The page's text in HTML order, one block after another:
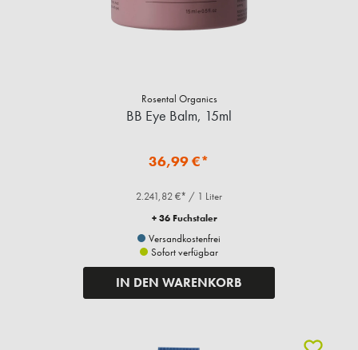
Rosental Organics
BB Eye Balm, 15ml
36,99 €*
2.241,82 €* / 1 Liter
+ 36 Fuchstaler
Versandkostenfrei
Sofort verfügbar
IN DEN WARENKORB